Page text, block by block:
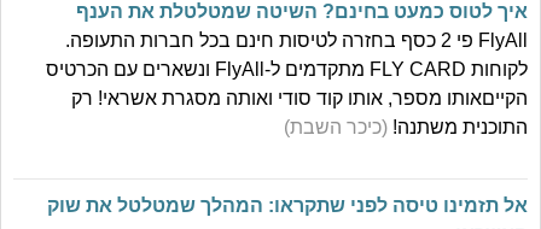
איך לטוס כמעט בחינם? השיטה שמטלטלת את הענף
FlyAll פי 2 כסף בחזרה לטיסות חינם בכל חברות התעופה.
לקוחות FLY CARD מתקדמים ל-FlyAll ונשארים עם הכרטיס
הקייםאותו מספר, אותו קוד סודי ואותה מסגרת אשראי! רק
התוכנית משתנה! (כיכר השבת)
אל תזמינו טיסה לפני שתקראו: המהלך שמטלטל את שוק